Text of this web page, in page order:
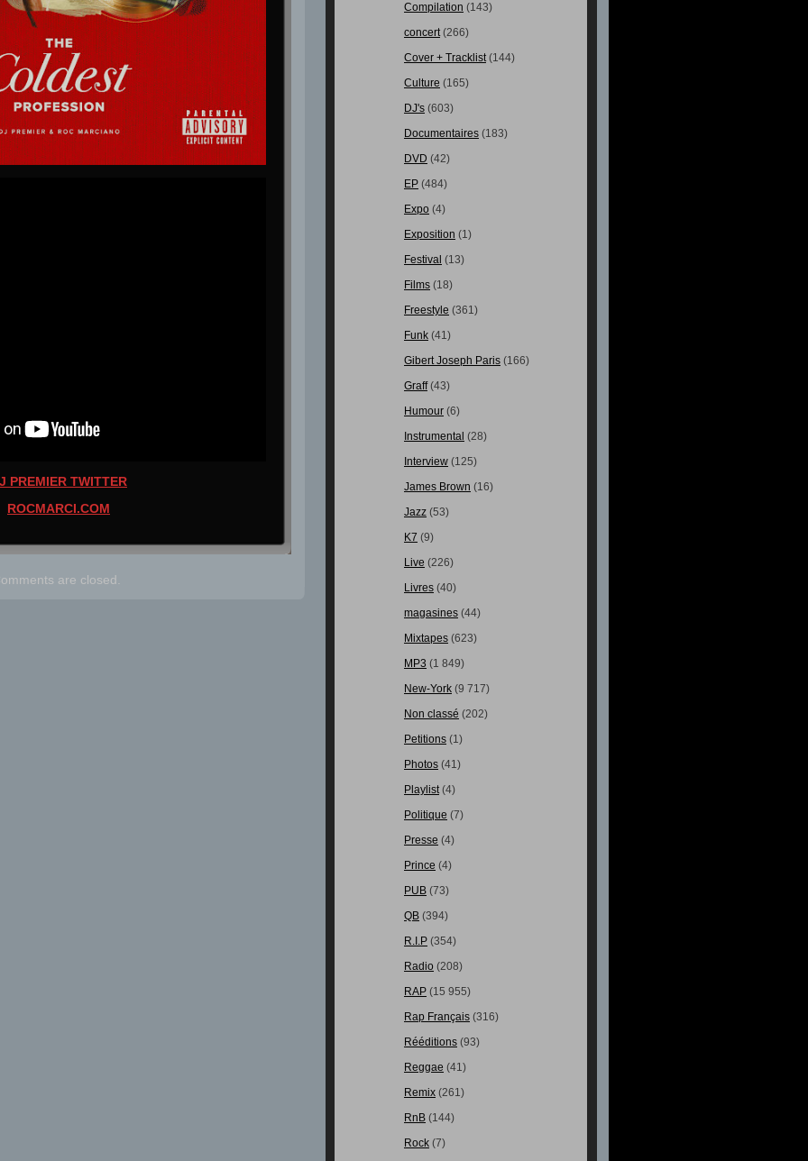
PREMIER TWITTER
ROCMARCI.COM
are closed.
Compilation (143)
concert(266)
Cover + Tracklist(144)
Culture (165)
DJ's (603)
Documentaires (183)
DVD (42)
EP (484)
Expo (4)
Exposition (1)
Festival (13)
Films (18)
Freestyle (361)
Funk (41)
Gibert Joseph Paris (166)
Graff(43)
Humour (6)
Instrumental (28)
Interview (125)
James Brown (16)
Jazz (53)
K7 (9)
Live (226)
Livres (40)
magasines (44)
Mixtapes (623)
MP3 (1 849)
New-York (9 717)
Non classé (202)
Petitions (1)
Photos (41)
Playlist(4)
Politique (7)
Presse (4)
Prince (4)
PUB (73)
QB (394)
R.I.P (354)
Radio (208)
RAP (15 955)
Rap Français (316)
Rééditions (93)
Reggae (41)
Remix (261)
RnB (144)
Rock (7)